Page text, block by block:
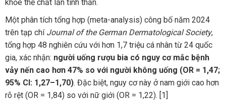
khỏe thể chất lẫn tinh thần.
Một phân tích tổng hợp (meta-analysis) công bố năm 2024
trên tạp chí Journal of the German Dermatological Society,
tổng hợp 48 nghiên cứu với hơn 1,7 triệu cá nhân từ 24 quốc
gia, xác nhận: người uống rượu bia có nguy cơ mắc bệnh
vảy nến cao hơn 47% so với người không uống (OR = 1,47;
95% CI: 1,27–1,70). Đặc biệt, nguy cơ này ở nam giới cao hơn
rõ rệt (OR = 1,84) so với nữ giới (OR = 1,22). [1]